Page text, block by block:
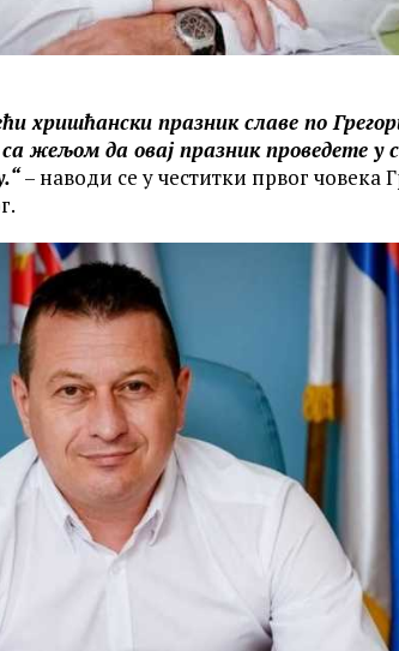
хришћански празник славе по
жељом да овај празник проведете у
– наводи се у честитки првог човека